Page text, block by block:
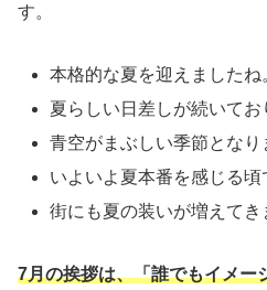
す。
本格的な夏を迎えましたね
夏らしい日差しが続いてお
青空がまぶしい季節となり
いよいよ夏本番を感じる頃
街にも夏の装いが増えてき
7月の挨拶は、「誰でもイメー